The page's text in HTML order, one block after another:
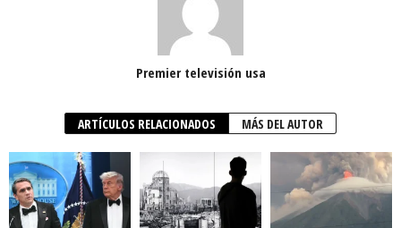
Premier televisión usa
ARTÍCULOS RELACIONADOS MÁS DEL AUTOR